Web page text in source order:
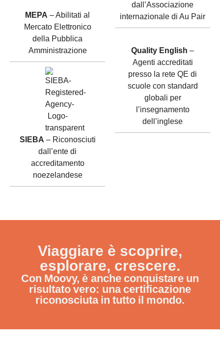
MEPA – Abilitati al
Mercato Elettronico
della Pubblica
Amministrazione
SIEBA – Riconosciuti
dall’ente di
accreditamento
noezelandese
dall’Associazione
internazionale di Au Pair
Quality English –
Agenti accreditati
presso la rete QE di
scuole con standard
globali per
l’insegnamento
dell’inglese
Viaggiare è scoprire,
esplorare, crescere.
Con Moovy, è anche conquistare un
risultato vero: una certificazione
riconosciuta in tutto il mondo.